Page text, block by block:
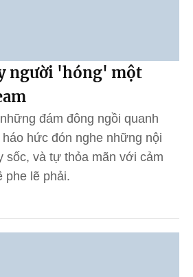
người 'hóng' một
đám đông ngồi quanh
hức đón nghe những nội
sốc, và tự thỏa mãn với cảm
phe lẽ phải.